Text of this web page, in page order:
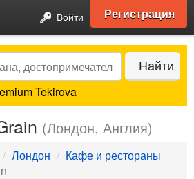
Войти Регистрация
Найти
Tekirova
(Лондон, Англия)
Лондон
Кафе и рестораны